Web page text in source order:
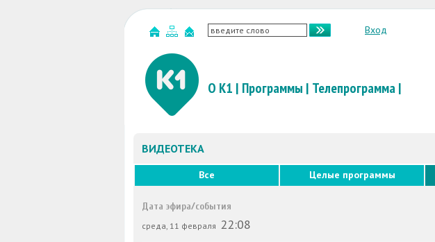
Вход
О К1 | Программы | Телепрограмма|
ВИДЕОТЕКА
Все Целые программы
Дата эфира/события
среда, 11 февраля 22:08